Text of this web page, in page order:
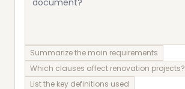
Summarize the main requirements
Which clauses affect renovation projects?
List the key definitions used